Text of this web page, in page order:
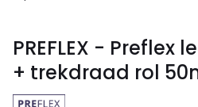
PREFLEX - Preflex
+ trekdraad rol